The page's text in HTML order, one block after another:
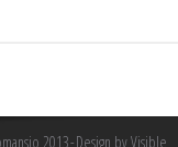
2013 Design by Visible